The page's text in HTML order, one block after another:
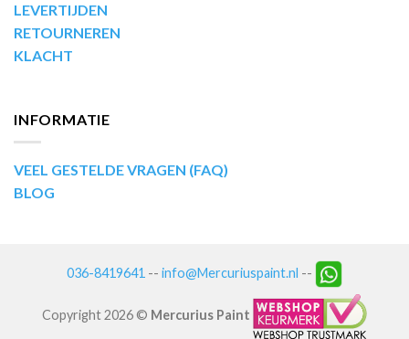
LEVERTIJDEN
RETOURNEREN
KLACHT
INFORMATIE
VEEL GESTELDE VRAGEN (FAQ)
BLOG
036-8419641 -- info@Mercuriuspaint.nl --
Copyright 2026 © Mercurius Paint